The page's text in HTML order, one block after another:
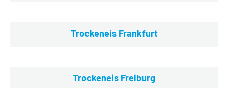
Trockeneis Frankfurt
Trockeneis Freiburg